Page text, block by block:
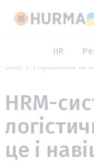
HR
Блог
Управління та
HRM-
це і